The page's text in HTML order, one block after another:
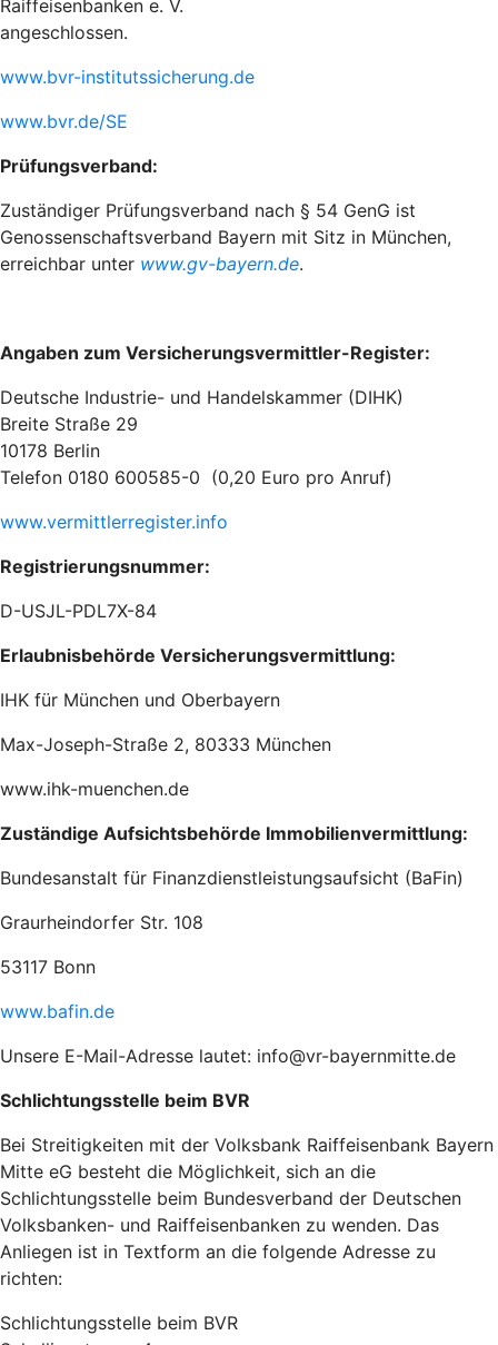
Raiffeisenbanken e. V.
angeschlossen.
www.bvr-institutssicherung.de
www.bvr.de/SE
Prüfungsverband:
Zuständiger Prüfungsverband nach § 54 GenG ist
Genossenschaftsverband Bayern mit Sitz in München,
erreichbar unter www.gv-bayern.de.
Angaben zum Versicherungsvermittler-Register:
Deutsche Industrie- und Handelskammer (DIHK)
Breite Straße 29
10178 Berlin
Telefon 0180 600585-0 (0,20 Euro pro Anruf)
www.vermittlerregister.info
Registrierungsnummer:
D-USJL-PDL7X-84
Erlaubnisbehörde Versicherungsvermittlung:
IHK für München und Oberbayern
Max-Joseph-Straße 2, 80333 München
www.ihk-muenchen.de
Zuständige Aufsichtsbehörde Immobilienvermittlung:
Bundesanstalt für Finanzdienstleistungsaufsicht (BaFin)
Graurheindorfer Str. 108
53117 Bonn
www.bafin.de
Unsere E-Mail-Adresse lautet: info@vr-bayernmitte.de
Schlichtungsstelle beim BVR
Bei Streitigkeiten mit der Volksbank Raiffeisenbank Bayern
Mitte eG besteht die Möglichkeit, sich an die
Schlichtungsstelle beim Bundesverband der Deutschen
Volksbanken- und Raiffeisenbanken zu wenden. Das
Anliegen ist in Textform an die folgende Adresse zu
richten:
Schlichtungsstelle beim BVR